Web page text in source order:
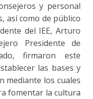
y personal
así como de público
del IEE, Arturo
Presidente de
firmaron este
las bases y
mediante los cuales
fomentar la cultura